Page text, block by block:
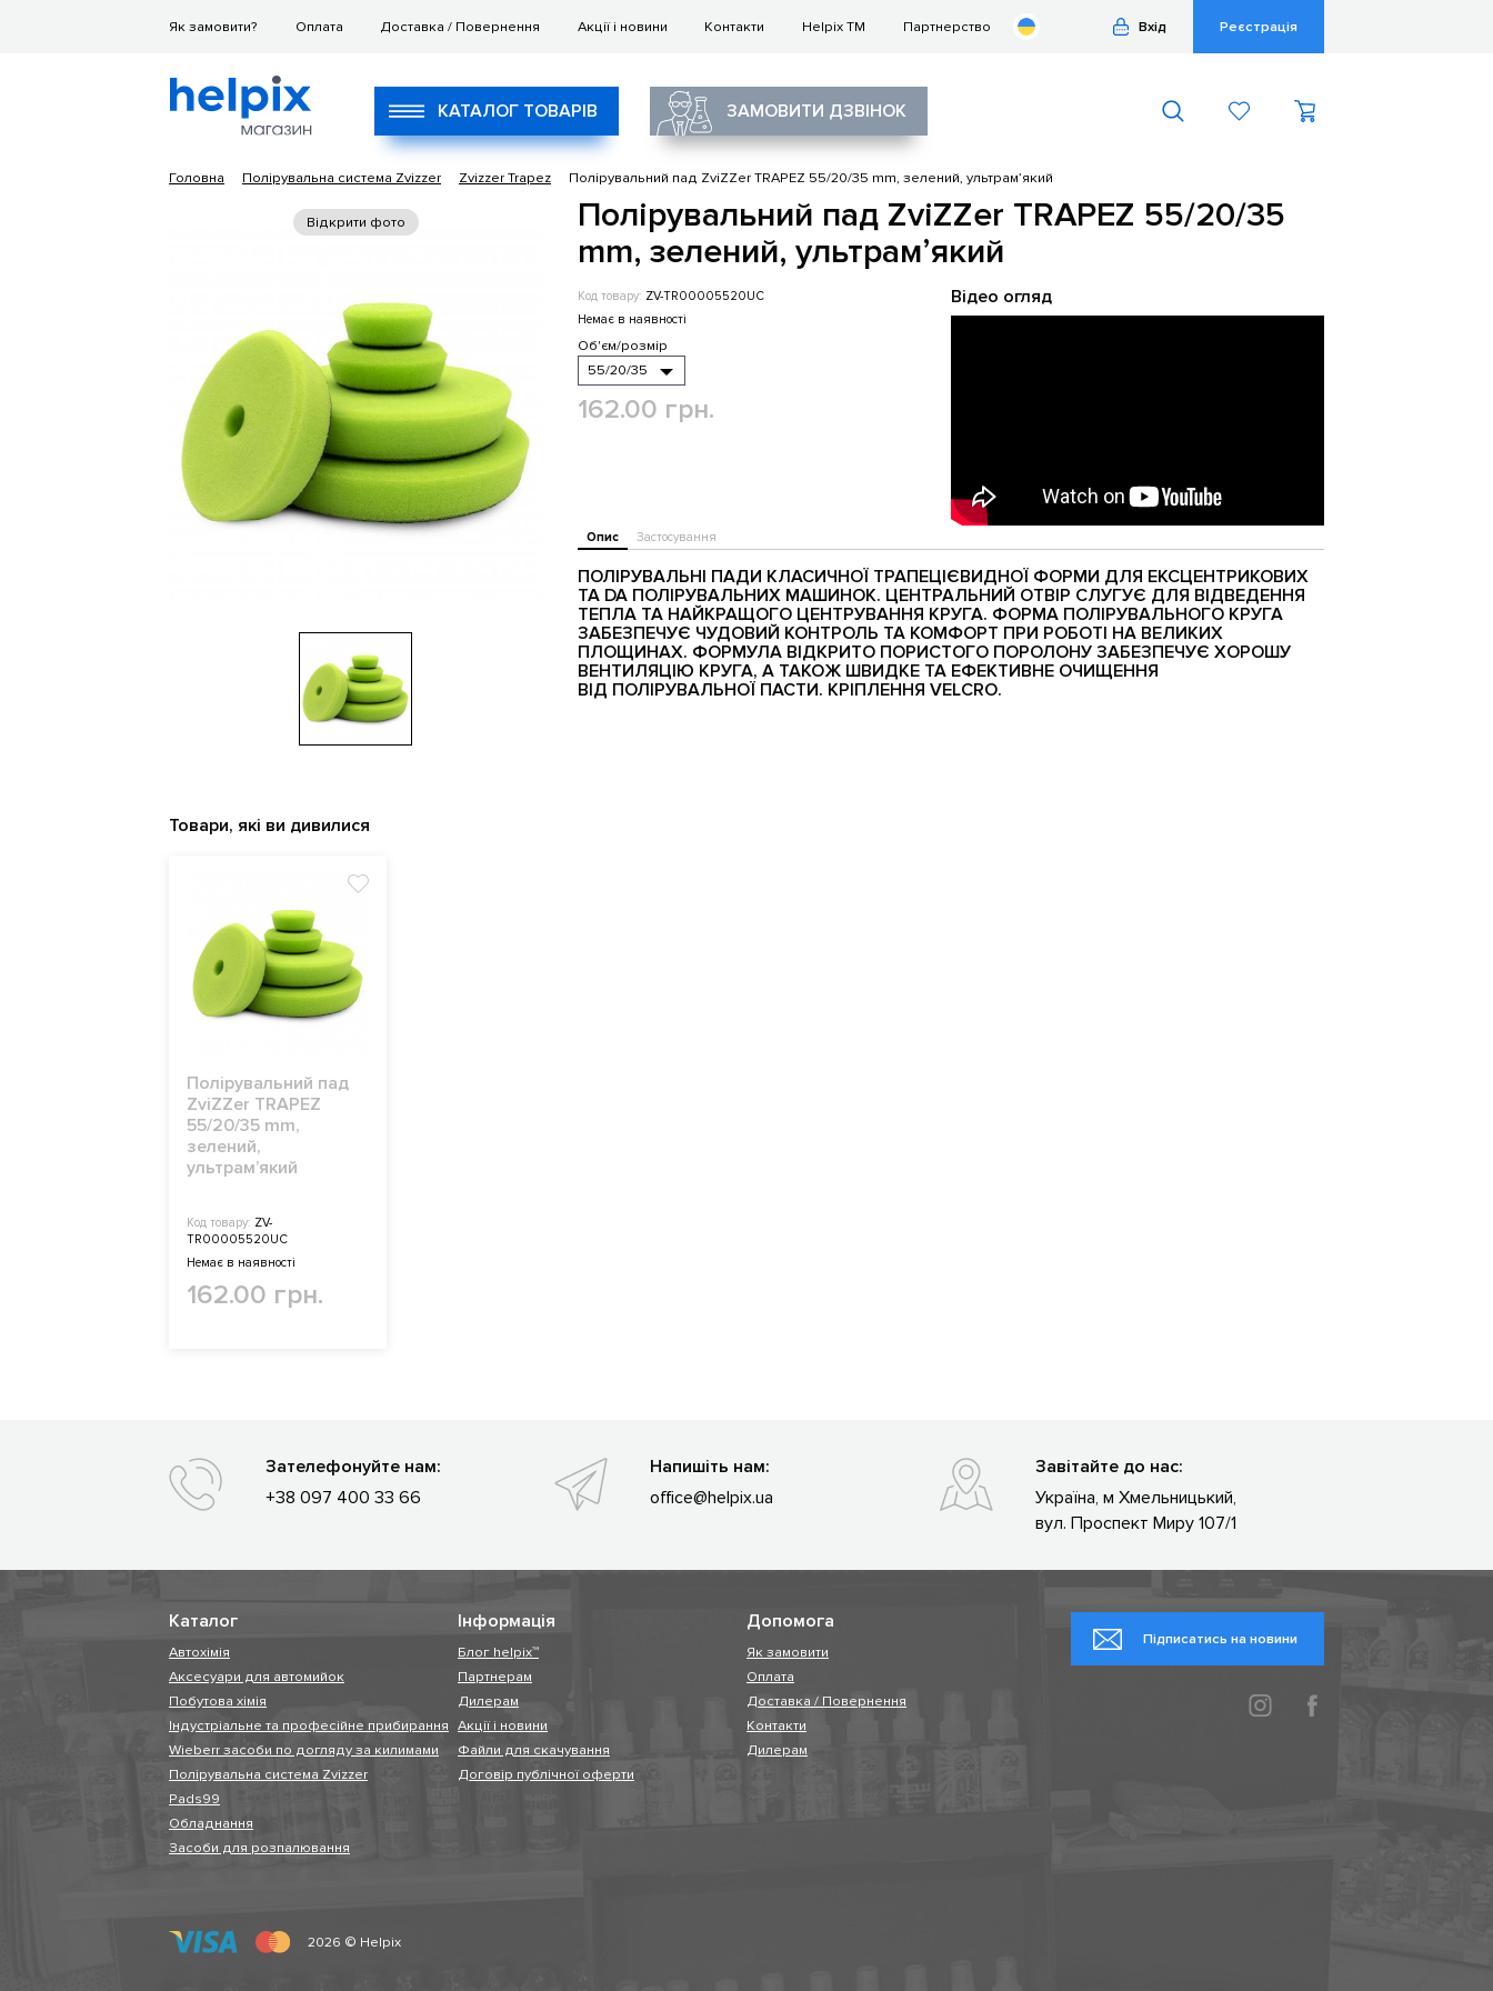
Як замовити? Оплата Доставка / Повернення Акції і новини Контакти Helpix TM Партнерство Вхід Реєстрація
КАТАЛОГ ТОВАРІВ ЗАМОВИТИ ДЗВІНОК
Головна Полірувальна система Zvizzer Zvizzer Trapez Полірувальний пад ZviZZer TRAPEZ 55/20/35 mm, зелений, ультрамʼякий
Відкрити фото
Полірувальний пад ZviZZer TRAPEZ 55/20/35
mm, зелений, ультрамʼякий
Відео огляд
Код товару: ZV-TR00005520UC
Немає в наявності
Об'єм/розмір
162.00 грн.
Опис Застосування
ПОЛІРУВАЛЬНІ ПАДИ КЛАСИЧНОЇ ТРАПЕЦІЄВИДНОЇ ФОРМИ ДЛЯ ЕКСЦЕНТРИКОВИХ
ТА DA ПОЛІРУВАЛЬНИХ МАШИНОК. ЦЕНТРАЛЬНИЙ ОТВІР СЛУГУЄ ДЛЯ ВІДВЕДЕННЯ
ТЕПЛА ТА НАЙКРАЩОГО ЦЕНТРУВАННЯ КРУГА. ФОРМА ПОЛІРУВАЛЬНОГО КРУГА
ЗАБЕЗПЕЧУЄ ЧУДОВИЙ КОНТРОЛЬ ТА КОМФОРТ ПРИ РОБОТІ НА ВЕЛИКИХ
ПЛОЩИНАХ. ФОРМУЛА ВІДКРИТО ПОРИСТОГО ПОРОЛОНУ ЗАБЕЗПЕЧУЄ ХОРОШУ
ВЕНТИЛЯЦІЮ КРУГА, А ТАКОЖ ШВИДКЕ ТА ЕФЕКТИВНЕ ОЧИЩЕННЯ
ВІД ПОЛІРУВАЛЬНОЇ ПАСТИ. КРІПЛЕННЯ VELCRO.
Товари, які ви дивилися
Полірувальний пад
ZviZZer TRAPEZ
55/20/35 mm,
зелений,
ультрамʼякий
Код товару: ZV-
TR00005520UC
Немає в наявності
162.00 грн.
Зателефонуйте нам:
+38 097 400 33 66
Напишіть нам:
office@helpix.ua
Завітайте до нас:
Україна, м Хмельницький,
вул. Проспект Миру 107/1
Каталог
Автохімія
Аксесуари для автомийок
Побутова хімія
Індустріальне та професійне прибирання
Wieberr засоби по догляду за килимами
Полірувальна система Zvizzer
Pads99
Обладнання
Засоби для розпалювання
Інформація
Блог helpix™
Партнерам
Дилерам
Акції і новини
Файли для скачування
Договір публічної оферти
Допомога
Як замовити
Оплата
Доставка / Повернення
Контакти
Дилерам
Підписатись на новини
2026 © Helpix